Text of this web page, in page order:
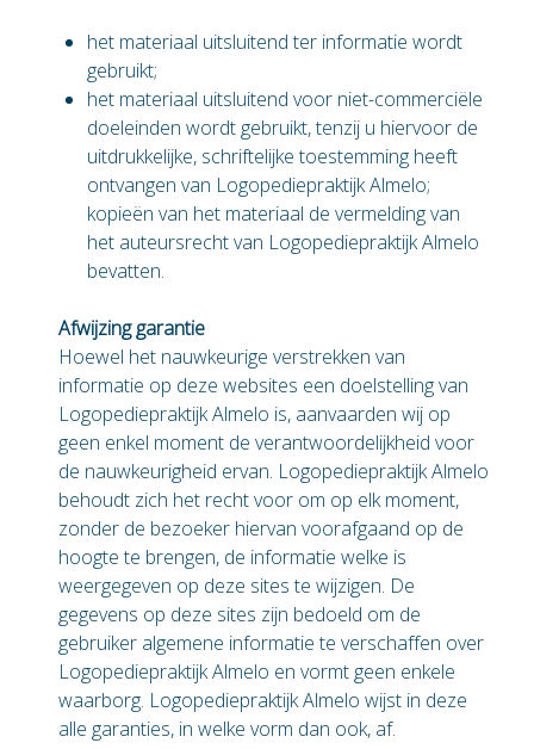
het materiaal uitsluitend ter informatie wordt
gebruikt;
het materiaal uitsluitend voor niet-commerciële
doeleinden wordt gebruikt, tenzij u hiervoor de
uitdrukkelijke, schriftelijke toestemming heeft
ontvangen van Logopediepraktijk Almelo;
kopieën van het materiaal de vermelding van
het auteursrecht van Logopediepraktijk Almelo
bevatten.
Afwijzing garantie
Hoewel het nauwkeurige verstrekken van
informatie op deze websites een doelstelling van
Logopediepraktijk Almelo is, aanvaarden wij op
geen enkel moment de verantwoordelijkheid voor
de nauwkeurigheid ervan. Logopediepraktijk Almelo
behoudt zich het recht voor om op elk moment,
zonder de bezoeker hiervan voorafgaand op de
hoogte te brengen, de informatie welke is
weergegeven op deze sites te wijzigen. De
gegevens op deze sites zijn bedoeld om de
gebruiker algemene informatie te verschaffen over
Logopediepraktijk Almelo en vormt geen enkele
waarborg. Logopediepraktijk Almelo wijst in deze
alle garanties, in welke vorm dan ook, af.